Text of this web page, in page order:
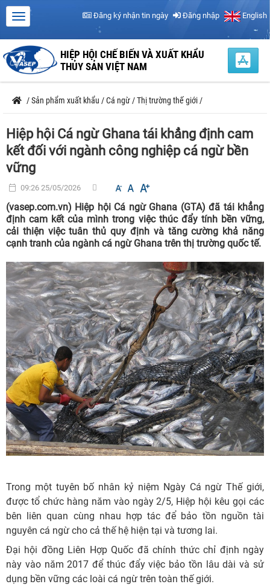
Đăng ký nhận tin ngày Đăng nhập English
HIỆP HỘI CHẾ BIẾN VÀ XUẤT KHẨU
THỦY SẢN VIỆT NAM
/Sản phẩm xuất khẩu /Cá ngừ /Thị trường thế giới /
Hiệp hội Cá ngừ Ghana tái khẳng định cam
kết đối với ngành công nghiệp cá ngừ bền
vững
09:26 25/05/2026
(vasep.com.vn) Hiệp hội Cá ngừ Ghana (GTA) đã tái khẳng
định cam kết của mình trong việc thúc đẩy tính bền vững,
cải thiện việc tuân thủ quy định và tăng cường khả năng
cạnh tranh của ngành cá ngừ Ghana trên thị trường quốc tế.
Trong một tuyên bố nhân kỷ niệm Ngày Cá ngừ Thế giới,
được tổ chức hàng năm vào ngày 2/5, Hiệp hội kêu gọi các
bên liên quan cùng nhau hợp tác để bảo tồn nguồn tài
nguyên cá ngừ cho cả thế hệ hiện tại và tương lai.
Đại hội đồng Liên Hợp Quốc đã chính thức chỉ định ngày
này vào năm 2017 để thúc đẩy việc bảo tồn lâu dài và sử
dụng bền vững các loài cá ngừ trên toàn thế giới.